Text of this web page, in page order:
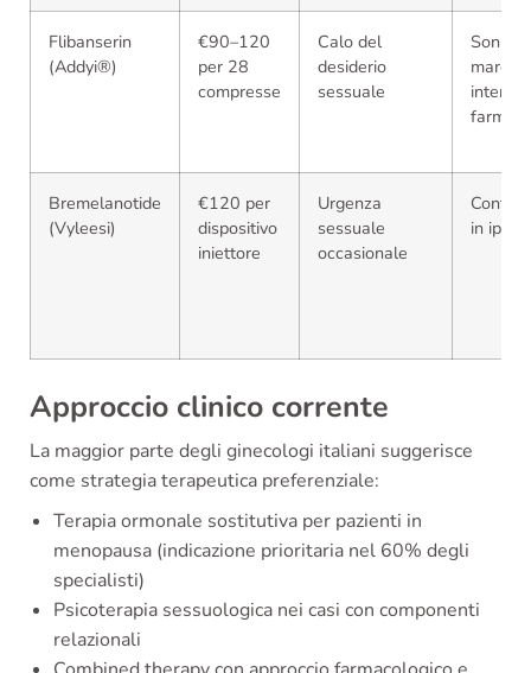
Flibanserin
(Addyi®)
€90–120
per 28
compresse
Calo del
desiderio
sessuale
Bremelanotide
(Vyleesi)
€120 per
dispositivo
iniettore
Urgenza
sessuale
occasionale
in
Approccio clinico corrente
La maggior parte degli ginecologi italiani suggerisce
come strategia terapeutica preferenziale:
Terapia ormonale sostitutiva per pazienti in
menopausa (indicazione prioritaria nel 60% degli
specialisti)
Psicoterapia sessuologica nei casi con componenti
relazionali